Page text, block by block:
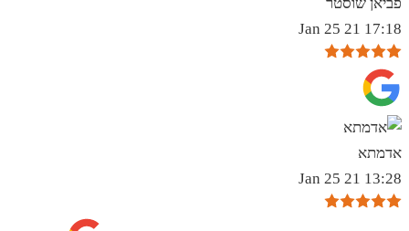
פביאן שוסטר
17:18 21 Jan 25
אדמתא
13:28 21 Jan 25